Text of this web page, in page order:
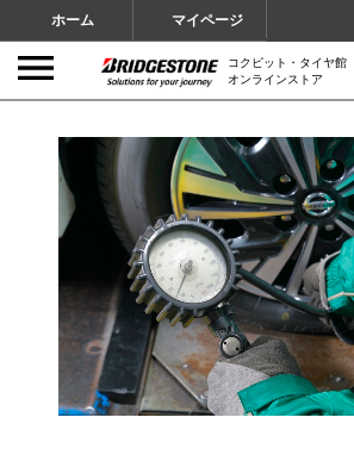
ホーム マイページ
コクピット・タイヤ館
オンラインストア